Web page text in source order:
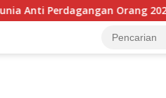
Baru untuk